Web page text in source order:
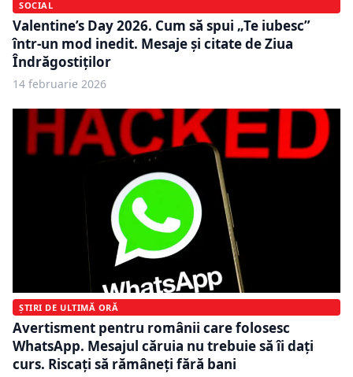
SOCIAL
Valentine’s Day 2026. Cum să spui „Te iubesc”
într-un mod inedit. Mesaje și citate de Ziua
Îndrăgostiților
14 februarie 2026
ȘTIRI DE ULTIMĂ ORĂ
Avertisment pentru românii care folosesc
WhatsApp. Mesajul căruia nu trebuie să îi dați
curs. Riscați să rămâneți fără bani